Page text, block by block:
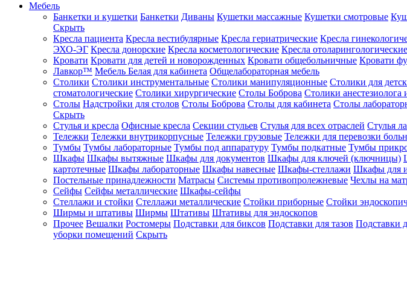
Мебель
Банкетки и кушетки Банкетки Диваны Кушетки массажные Кушетки смотровые
Скрыть
Кресла пациента Кресла вестибулярные Кресла гериатрические Кресла
ЭХО-ЭГ Кресла донорские Кресла косметологические Кресла отоларингологические
Кровати Кровати для детей и новорожденных Кровати общебольничные Кровати
Лавкор™ Мебель Белая для кабинета Общелабораторная мебель
Столики Столики инструментальные Столики манипуляционные Столики для
стоматологические Столики хирургические Столы Боброва Столики анестезиолога
Столы Надстройки для столов Столы Боброва Столы для кабинета Столы
Скрыть
Стулья и кресла Офисные кресла Секции стульев Стулья для всех отраслей Стулья
Тележки Тележки внутрикорпусные Тележки грузовые Тележки для перевозки
Тумбы Тумбы лабораторные Тумбы под аппаратуру Тумбы подкатные Тумбы
Шкафы Шкафы вытяжные Шкафы для документов Шкафы для ключей (ключницы)
картотечные Шкафы лабораторные Шкафы навесные Шкафы-стеллажи Шкафы для
Постельные принадлежности Матрасы Системы противопролежневые Чехлы на
Сейфы Сейфы металлические Шкафы-сейфы
Стеллажи и стойки Стеллажи металлические Стойки приборные Стойки
Ширмы и штативы Ширмы Штативы Штативы для эндоскопов
Прочее Вешалки Ростомеры Подставки для биксов Подставки для тазов Подставки
уборки помещений Скрыть